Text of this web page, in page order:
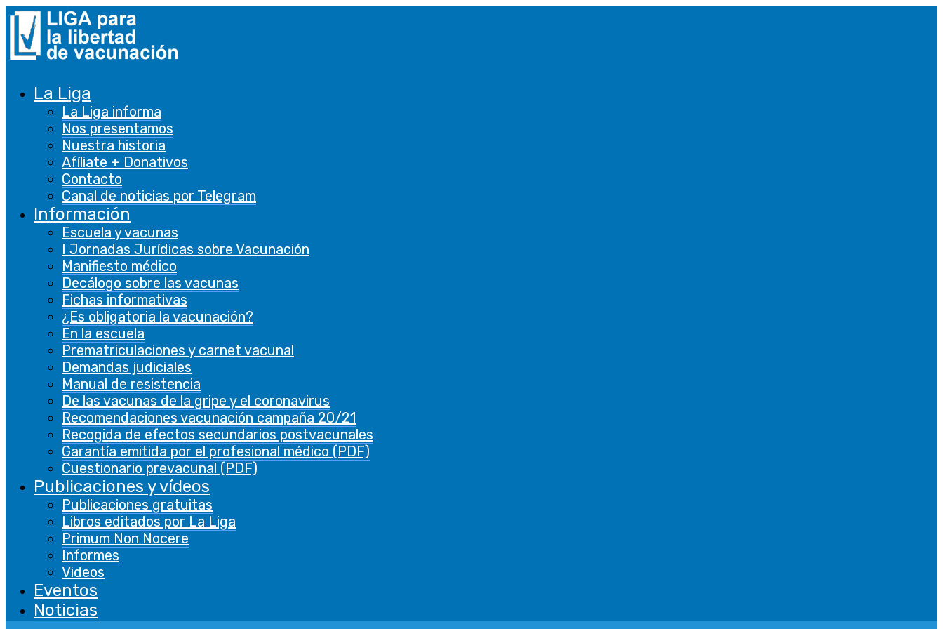
La Liga
La Liga informa
Nos presentamos
Nuestra historia
Afíliate + Donativos
Contacto
Canal de noticias por Telegram
Información
Escuela y vacunas
I Jornadas Jurídicas sobre Vacunación
Manifiesto médico
Decálogo sobre las vacunas
Fichas informativas
¿Es obligatoria la vacunación?
En la escuela
Prematriculaciones y carnet vacunal
Demandas judiciales
Manual de resistencia
De las vacunas de la gripe y el coronavirus
Recomendaciones vacunación campaña 20/21
Recogida de efectos secundarios postvacunales
Garantía emitida por el profesional médico (PDF)
Cuestionario prevacunal (PDF)
Publicaciones y vídeos
Publicaciones gratuitas
Libros editados por La Liga
Primum Non Nocere
Informes
Videos
Eventos
Noticias